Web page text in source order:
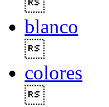
blanco
colores